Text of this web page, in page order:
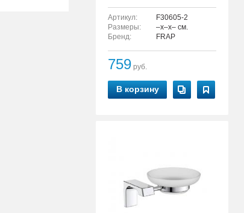
Артикул:
F30605-2
Размеры:
–x–x– см.
Бренд:
FRAP
759 руб.
В корзину